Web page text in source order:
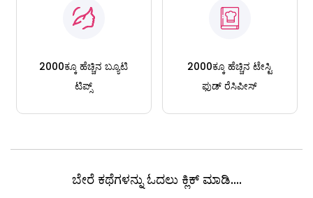
2000ಕ್ಕೂ ಹೆಚ್ಚಿನ ಬ್ಯೂಟಿ
ಟಿಪ್ಸ್
2000ಕ್ಕೂ ಹೆಚ್ಚಿನ ಟೇಸ್ಟಿ
ಫುಡ್ ರೆಸಿಪೀಸ್
ಬೇರೆ ಕಥೆಗಳನ್ನು ಓದಲು ಕ್ಲಿಕ್ ಮಾಡಿ....